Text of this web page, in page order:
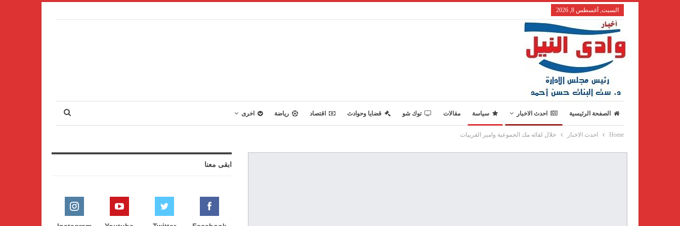
السبت, أغسطس 8, 2026
الصفحة الرئيسية احدث الاخبار سياسة مقالات توك شو قضايا وحوادث اقتصاد رياضة اخرى
Home احدث الاخبار خلال لقائه مك الجموعية وامير القرييات
ابقى معنا